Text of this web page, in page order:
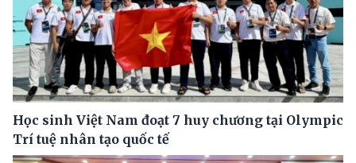
Học sinh Việt Nam đoạt 7 huy chương tại Olympic
Trí tuệ nhân tạo quốc tế